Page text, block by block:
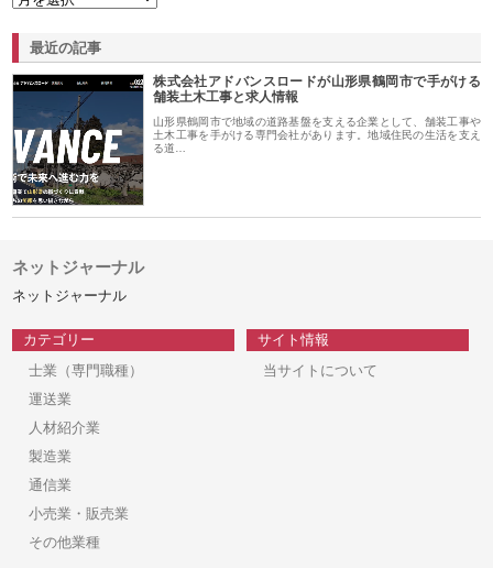
最近の記事
株式会社アドバンスロードが山形県鶴岡市で手がける
舗装土木工事と求人情報
山形県鶴岡市で地域の道路基盤を支える企業として、舗装工事や
土木工事を手がける専門会社があります。地域住民の生活を支え
る道…
ネットジャーナル
ネットジャーナル
カテゴリー
士業（専門職種）
運送業
人材紹介業
製造業
通信業
小売業・販売業
その他業種
サイト情報
当サイトについて